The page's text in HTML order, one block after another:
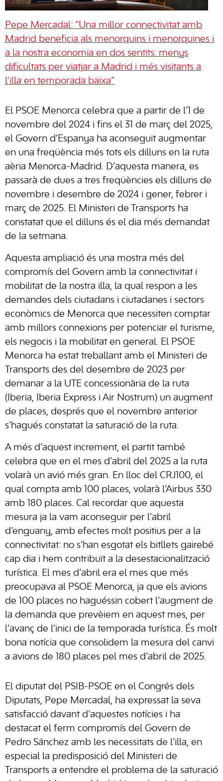
Pepe Mercadal: “Una millor connectivitat amb
Madrid beneficia als menorquins i menorquines i
a la nostra economia en dos sentits: menys
dificultats per viatjar a Madrid i més visitants a
l’illa en temporada baixa”
El PSOE Menorca celebra que a partir de l’1 de
novembre del 2024 i fins el 31 de març del 2025,
el Govern d’Espanya ha aconseguit augmentar
en una freqüència més tots els dilluns en la ruta
aèria Menorca-Madrid. D’aquesta manera, es
passarà de dues a tres freqüències els dilluns de
novembre i desembre de 2024 i gener, febrer i
març de 2025. El Ministeri de Transports ha
constatat que el dilluns és el dia més demandat
de la setmana.
Aquesta ampliació és una mostra més del
compromís del Govern amb la connectivitat i
mobilitat de la nostra illa, la qual respon a les
demandes dels ciutadans i ciutadanes i sectors
econòmics de Menorca que necessiten comptar
amb millors connexions per potenciar el turisme,
els negocis i la mobilitat en general. El PSOE
Menorca ha estat treballant amb el Ministeri de
Transports des del desembre de 2023 per
demanar a la UTE concessionària de la ruta
(Iberia, Iberia Express i Air Nostrum) un augment
de places, després que el novembre anterior
s’hagués constatat la saturació de la ruta.
A més d’aquest increment, el partit també
celebra que en el mes d’abril del 2025 a la ruta
volarà un avió més gran. En lloc del CRJ100, el
qual compta amb 100 places, volarà l’Airbus 330
amb 180 places. Cal recordar que aquesta
mesura ja la vam aconseguir per l’abril
d’enguany, amb efectes molt positius per a la
connectivitat: no s’han esgotat els bitllets gairebé
cap dia i hem contribuït a la desestacionalització
turística. El mes d’abril era el mes que més
preocupava al PSOE Menorca, ja que els avions
de 100 places no haguéssin cobert l’augment de
la demanda que prevèiem en aquest mes, per
l’avanç de l’inici de la temporada turística. És molt
bona notícia que consolidem la mesura del canvi
a avions de 180 places pel mes d’abril de 2025.
El diputat del PSIB-PSOE en el Congrés dels
Diputats, Pepe Mercadal, ha expressat la seva
satisfacció davant d’aquestes notícies i ha
destacat el ferm compromís del Govern de
Pedro Sánchez amb les necessitats de l’illa, en
especial la predisposició del Ministeri de
Transports a entendre el problema de la saturació